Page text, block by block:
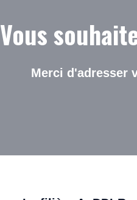
Vous
Merci d'adresser